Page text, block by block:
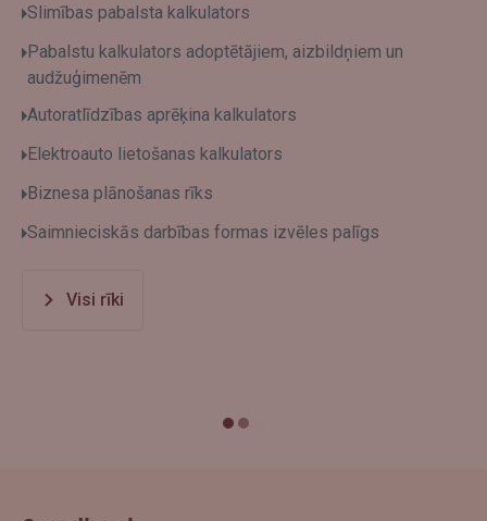
Slimības pabalsta kalkulators
Pabalstu kalkulators adoptētājiem, aizbildņiem un
audžuģimenēm
Autoratlīdzības aprēķina kalkulators
Elektroauto lietošanas kalkulators
Biznesa plānošanas rīks
Saimnieciskās darbības formas izvēles palīgs
Visi rīki